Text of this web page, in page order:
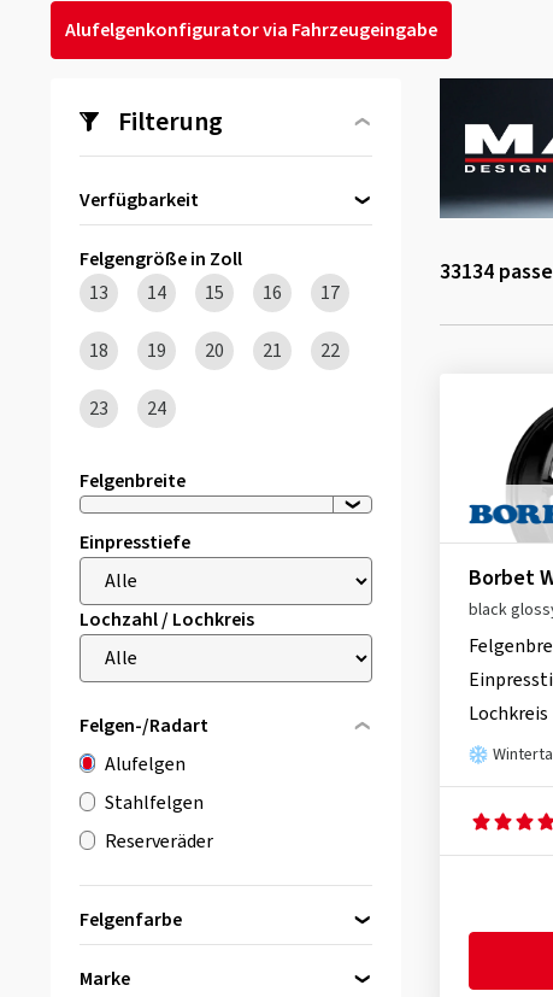
Alufelgenkonfigurator via Fahrzeugeingabe
Filterung
Verfügbarkeit
Felgengröße in Zoll
13
14 15 16 17
18 19 20 21 22
23 24
Felgenbreite
Einpresstiefe
Lochzahl / Lochkreis
Felgen-/Radart
Alufelgen
Stahlfelgen
Reserveräder
Felgenfarbe
Marke
33134
Borbet
black
Lochkreis